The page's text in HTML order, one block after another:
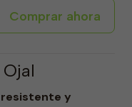
Comprar ahora
y